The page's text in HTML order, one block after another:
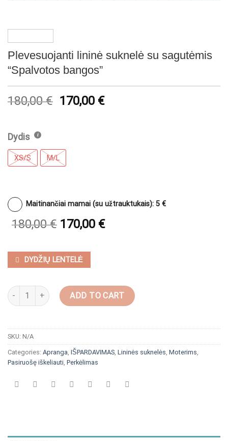
Plevesuojanti lininė suknelė su sagutėmis
“Spalvotos bangos”
180,00€ 170,00 €
Dydis
XS/S M/L
Maitinančiai mamai (su užtrauktukais): 5 €
180,00€ 170,00 €
DYDŽIŲ LENTELĖ
Plevesuojanti lininė suknelė su sagutėmis “Spalvotos bangos”
ADD TO CART
SKU: N/A
Categories: Apranga, IŠPARDAVIMAS, Lininės suknelės, Moterims,
Pasiruošę iškeliauti, Perkėlimas